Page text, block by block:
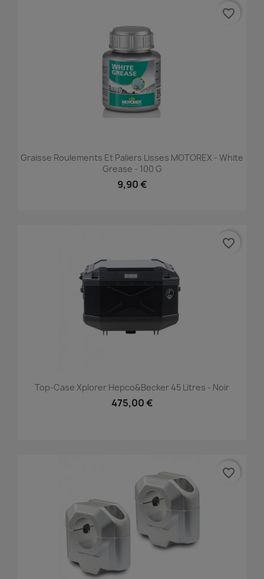
Graisse Roulements Et Paliers Lisses MOTOREX - White
Grease - 100 G
9,90 €
favorite_border
Top-Case Xplorer Hepco&Becker 45 Litres - Noir
475,00 €
favorite_border
favorite_border